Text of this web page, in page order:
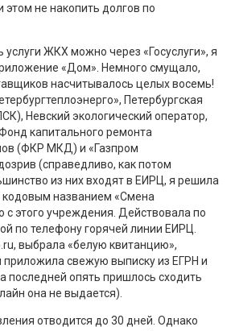
не накопить долгов по
услуги ЖКХ можно через «Госуслуги», я
«Дом». Немного смущало,
насчитывалось целых восемь!
Петербургская
Невский экологический оператор,
капитального ремонта
(ФКР МКД) и «Газпром
(справедливо, как потом
из них входят в ЕИРЦ, я решила
названием «Смена
с этого учреждения. Действовала по
по телефону горячей линии ЕИРЦ.
выбрала «белую квитанцию»,
приложила свежую выписку из ЕГРН и
последней опять пришлось сходить
она не выдается).
отводится до 30 дней. Однако